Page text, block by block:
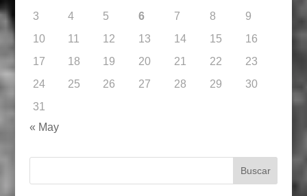
3
4 5 6 7 8
9
10
11 12 13 14 15
16
17
18 19 20 21 22
23
24
25 26 27 28 29
30
31
« May
Buscar: